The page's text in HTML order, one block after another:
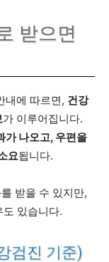
받으면
내에 따르면, 건강
가 이루어집니다.
가 나오고, 우편을
요됩니다.
받을 수 있지만,
있습니다.
검진 기준)